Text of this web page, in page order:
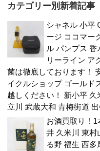
カテゴリー別新着記事
シャネル 小平
ージ ココマー
ル パンプス 香
リーライン ア
菌は徹底しております！
イクルショップ ゴールド
越しください！ 新小平
立川 武蔵大和 青梅街道
お酒買取り！
井 久米川 東村
る野 福生 西多